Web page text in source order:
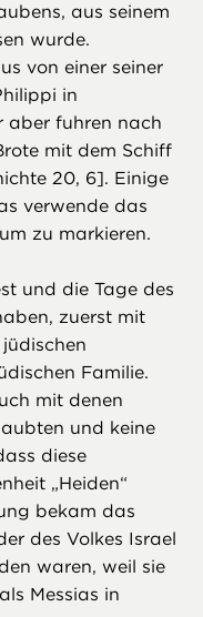
aus seinem
wurde.
von einer seiner
in
aber fuhren nach
mit dem Schiff
20, 6]. Einige
verwende das
zu markieren.
und die Tage des
zuerst mit
Familie.
mit denen
und keine
diese
„Heiden“
bekam das
des Volkes Israel
waren, weil sie
Messias in